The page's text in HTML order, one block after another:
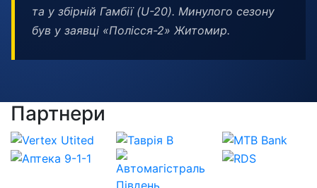
та у збірній Гамбії (U-20). Минулого сезону
був у заявці «Полісся-2» Житомир.
Партнери